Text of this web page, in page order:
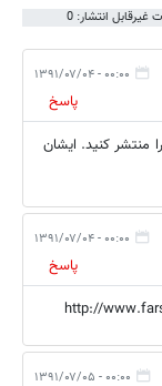
غیرقابل انتشار: 0
۰۰:۰۰ - ۱۳۹۱/۰۷/۰۴
پاسخ
كنيد. ايشان
۰۰:۰۰ - ۱۳۹۱/۰۷/۰۴
پاسخ
http://
۰۰:۰۰ - ۱۳۹۱/۰۷/۰۵